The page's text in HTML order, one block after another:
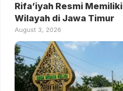
Rifa’iyah Resmi
Wilayah di Jawa Timur
August 3, 2026